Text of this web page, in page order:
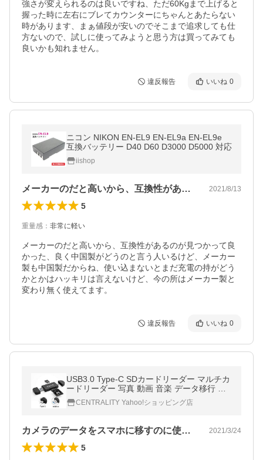
強さが変えられるのは良いですね、ただ60Kgまで上げると
握った時に左右にブレてカウンターにちゃんとあたらない
時があります、まぁ値段が安いのでそこまで追求しても仕
方ないので、試しに使ってみようと思う方は買ってみても
良いかも知れません。
違反報告 いいね 0
ニコン NIKON EN-EL9 EN-EL9a EN-EL9e
互換バッテリー D40 D60 D3000 D5000 対応
iishop
メーカーのだと高いから、互換性があるの… 2021/8/13
5
重量感 ： 非常に軽い
メーカーのだと高いから、互換性があるのが見つかって良
かった、良く中国製がどうのと言う人いるけど、メーカー
製も中国製だからね、使い込まないとまだ充電の持がどう
かとかはハッキリは言えないけど、今の所はメーカー製と
変わり無く使えてます。
違反報告 いいね 0
USB3.0 Type-C SDカードリーダー マルチカ
ードリーダー 写真 動画 音楽 データ移行 Mic
ro SD SDカード タイプC PC Macbook Sams
ung Android タブレット対応
CENTRALITY Yahoo!ショッピング店
カメラのデータをスマホに移すのに使って… 2021/3/24
5